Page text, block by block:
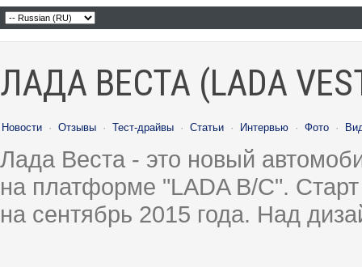
ЛАДА ВЕСТА (LADA
Новости · Отзывы · Тест-драйвы · Статьи · Интервью · Фото ·
Лада Веста - это новый
на платформе "LADA B/C".
на сентябрь 2015 года. Над